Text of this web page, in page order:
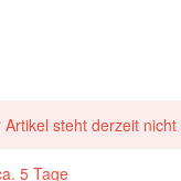
Artikel steht derzeit
5 Tage